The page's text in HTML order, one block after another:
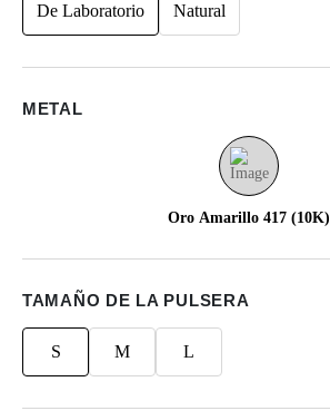
De Laboratorio Natural
METAL
Oro Amarillo 417 (10K)
TAMAÑO DE LA PULSERA
S M L